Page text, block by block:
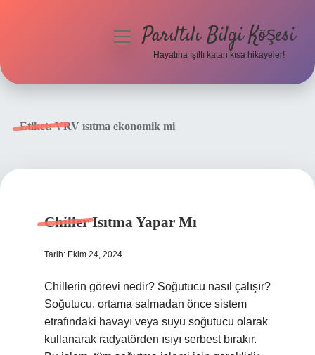
menüyüParıltılı Bilgi Köşesi
Hayatına ışıltı katan kısa hikayeler!
Etiket:VRV ısıtma ekonomik mi
Chiller Isıtma Yapar Mı
Tarih: Ekim 24, 2024
Chillerin görevi nedir? Soğutucu nasıl çalışır?
Soğutucu, ortama salmadan önce sistem
etrafındaki havayı veya suyu soğutucu olarak
kullanarak radyatörden ısıyı serbest bırakır.